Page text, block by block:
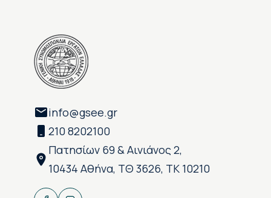
info@gsee.gr
210 8202100
Πατησίων 69 & Αινιάνος 2,
10434 Αθήνα, ΤΘ 3626, ΤΚ 10210